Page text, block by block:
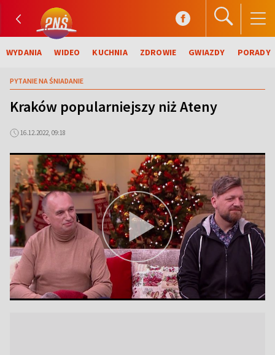
WYDANIA WIDEO KUCHNIA ZDROWIE GWIAZDY PORADY
PYTANIE NA ŚNIADANIE
Kraków popularniejszy niż Ateny
16.12.2022, 09:18